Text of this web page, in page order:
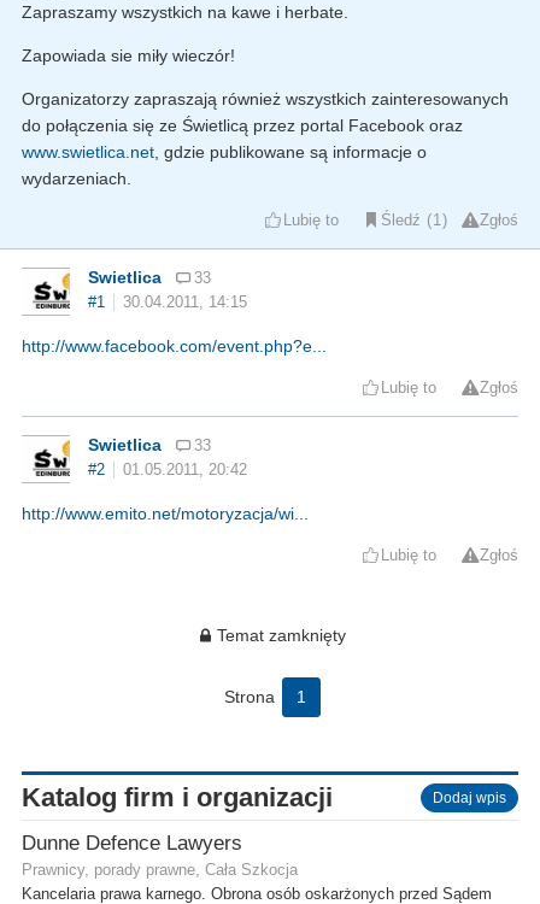
Zapraszamy wszystkich na kawe i herbate.
Zapowiada sie miły wieczór!
Organizatorzy zapraszają również wszystkich zainteresowanych
do połączenia się ze Świetlicą przez portal Facebook oraz
www.swietlica.net , gdzie publikowane są informacje o
wydarzeniach.
Lubię to Śledź 1 Zgłoś
Swietlica
33
#1
30.04.2011, 14:15
http://www.facebook.com/event.php?e...
Lubię to Zgłoś
Swietlica
33
#2
01.05.2011, 20:42
http://www.emito.net/motoryzacja/wi...
Lubię to Zgłoś
Temat zamknięty
Strona 1
Katalog firm i organizacji Dodaj wpis
Dunne Defence Lawyers
Prawnicy, porady prawne, Cała Szkocja
Kancelaria prawa karnego. Obrona osób oskarżonych przed Sądem